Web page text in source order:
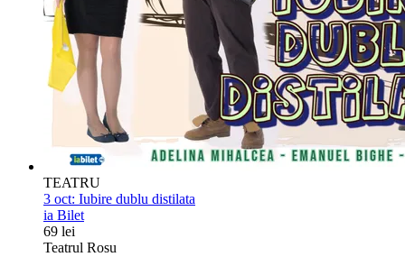
TEATRU
3 oct: Iubire dublu distilata
ia Bilet
69 lei
Teatrul Rosu